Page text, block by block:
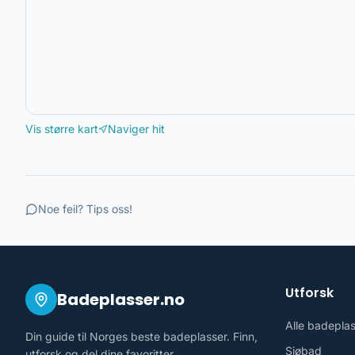
Vis større kart Naviger hit
Noe feil? Tips oss!
Badeplasser.no
Din guide til Norges beste badeplasser. Finn,
Utforsk
Alle
Sjøbad